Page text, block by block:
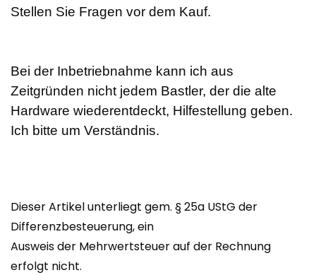
Stellen Sie Fragen vor dem Kauf.
Bei der Inbetriebnahme kann ich aus
Zeitgründen nicht jedem Bastler, der die alte
Hardware wiederentdeckt, Hilfestellung geben.
Ich bitte um Verständnis.
Dieser Artikel unterliegt gem. § 25a UStG der
Differenzbesteuerung, ein
Ausweis der Mehrwertsteuer auf der Rechnung
erfolgt nicht.